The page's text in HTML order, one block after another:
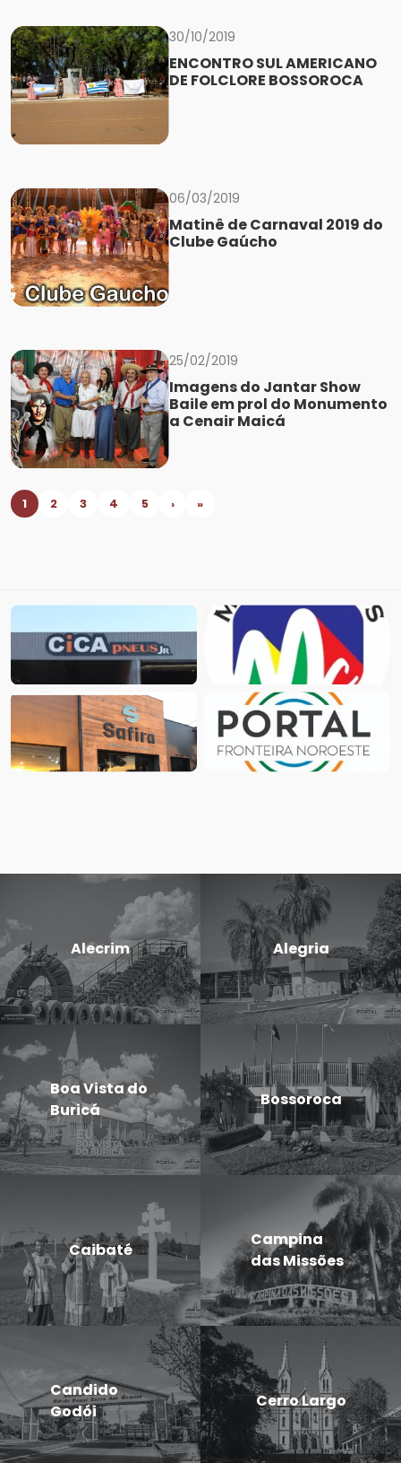
30/10/2019
ENCONTRO SUL AMERICANO
DE FOLCLORE BOSSOROCA
06/03/2019
Matinê de Carnaval 2019 do
Clube Gaúcho
25/02/2019
Imagens do Jantar Show
Baile em prol do Monumento
a Cenair Maicá
1 2 3 4 5 › »
Alecrim Alegria
Boa Vista do
Buricá
Bossoroca
Caibaté
Campina
das Missões
Candido
Godói
Cerro Largo